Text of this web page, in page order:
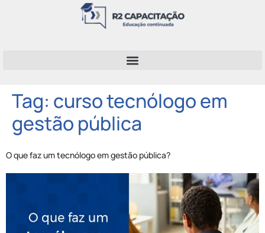
Tag: curso tecnólogo em
gestão pública
O que faz um tecnólogo em gestão pública?